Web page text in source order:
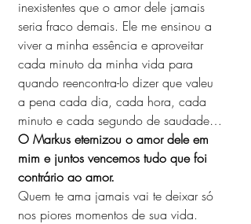
inexistentes que o amor dele jamais
seria fraco demais. Ele me ensinou a
viver a minha essência e aproveitar
cada minuto da minha vida para
quando reencontra-lo dizer que valeu
a pena cada dia, cada hora, cada
minuto e cada segundo de saudade…
O Markus eternizou o amor dele em
mim e juntos vencemos tudo que foi
contrário ao amor.
Quem te ama jamais vai te deixar só
nos piores momentos de sua vida.